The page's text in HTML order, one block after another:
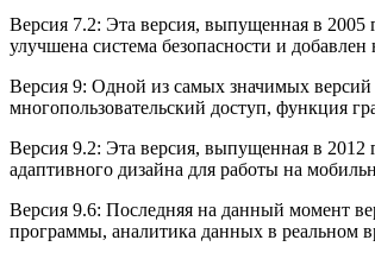
Версия 7.2: Эта версия, выпущенная в 2005
улучшена система безопасности и
Версия 9: Одной из самых значимых
многопользовательский доступ, функция
Версия 9.2: Эта версия, выпущенная в
адаптивного дизайна для работы на
Версия 9.6: Последняя на данный момент
программы, аналитика данных в реальном